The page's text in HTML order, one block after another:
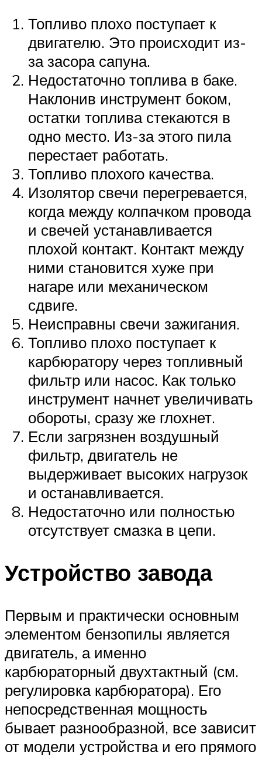
Топливо плохо поступает к
двигателю. Это происходит из-
за засора сапуна.
Недостаточно топлива в баке.
Наклонив инструмент боком,
остатки топлива стекаются в
одно место. Из-за этого пила
перестает работать.
Топливо плохого качества.
Изолятор свечи перегревается,
когда между колпачком провода
и свечей устанавливается
плохой контакт. Контакт между
ними становится хуже при
нагаре или механическом
сдвиге.
Неисправны свечи зажигания.
Топливо плохо поступает к
карбюратору через топливный
фильтр или насос. Как только
инструмент начнет увеличивать
обороты, сразу же глохнет.
Если загрязнен воздушный
фильтр, двигатель не
выдерживает высоких нагрузок
и останавливается.
Недостаточно или полностью
отсутствует смазка в цепи.
Устройство завода
Первым и практически основным
элементом бензопилы является
двигатель, а именно
карбюраторный двухтактный (см.
регулировка карбюратора). Его
непосредственная мощность
бывает разнообразной, все зависит
от модели устройства и его прямого